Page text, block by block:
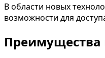
В области новых
возможности для
Преимущества